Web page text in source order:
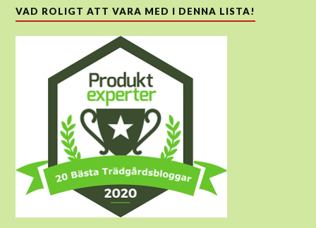
VAD ROLIGT ATT VARA MED I DENNA LISTA!